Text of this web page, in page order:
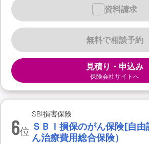
無料で相談予約
資料請求
見積り・申込み
保険会社サイトへ
6位
SBI損害保険
ＳＢＩ損保のがん保険[自
ん治療費用総合保険）